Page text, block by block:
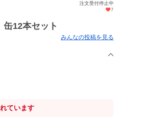
注文受付停止中
7
缶12本セット
みんなの投稿を見る
ています